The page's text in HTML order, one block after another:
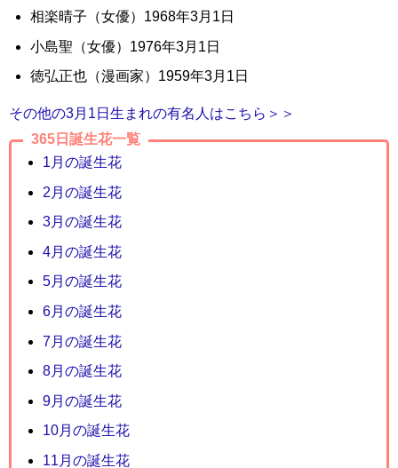
相楽晴子（女優）1968年3月1日
小島聖（女優）1976年3月1日
徳弘正也（漫画家）1959年3月1日
その他の3月1日生まれの有名人はこちら＞＞
365日誕生花一覧
1月の誕生花
2月の誕生花
3月の誕生花
4月の誕生花
5月の誕生花
6月の誕生花
7月の誕生花
8月の誕生花
9月の誕生花
10月の誕生花
11月の誕生花